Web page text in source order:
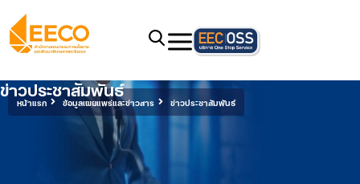
หน้าแรก ข้อมูลเผยแพร่และข่าวสาร ข่าวประชาสัมพันธ์
ข่าวประชาสัมพันธ์